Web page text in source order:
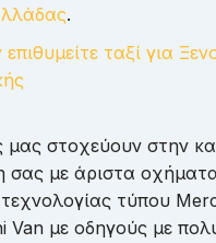
.
ταξί για
μας στοχεύουν στην
σας με άριστα
τύπου
Van με οδηγούς με